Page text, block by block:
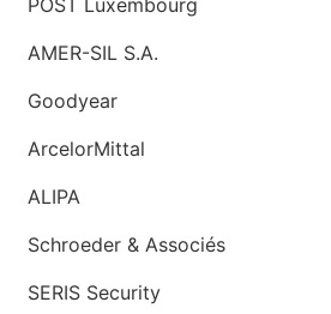
POST Luxembourg
AMER-SIL S.A.
Goodyear
ArcelorMittal
ALIPA
Schroeder & Associés
SERIS Security